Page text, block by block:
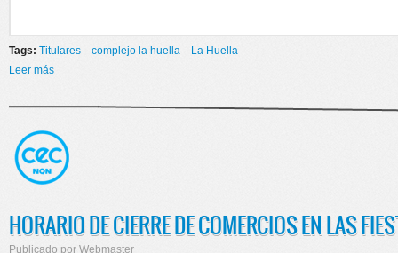
Tags: Titulares complejo la huella
La Huella
Leer más
HORARIO DE CIERRE DE COMERCIOS EN LAS
Publicado por Webmaster